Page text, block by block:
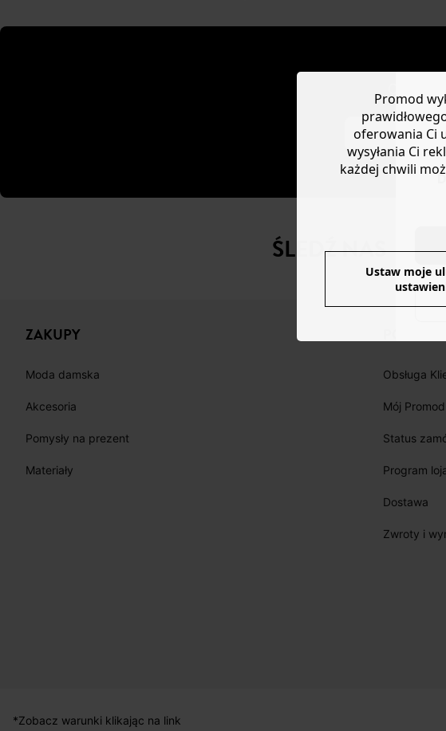
ŚLEDŹ NAS
ZAKUPY
Moda damska
Akcesoria
Pomysły na prezent
Materiały
Obsługa
Mój Promod
Status
Program
Dostawa
Zwroty i
*Zobacz warunki klikając na link
Promod
oferowania Ci
wysyłania Ci
każdej chwili
Ustaw moje